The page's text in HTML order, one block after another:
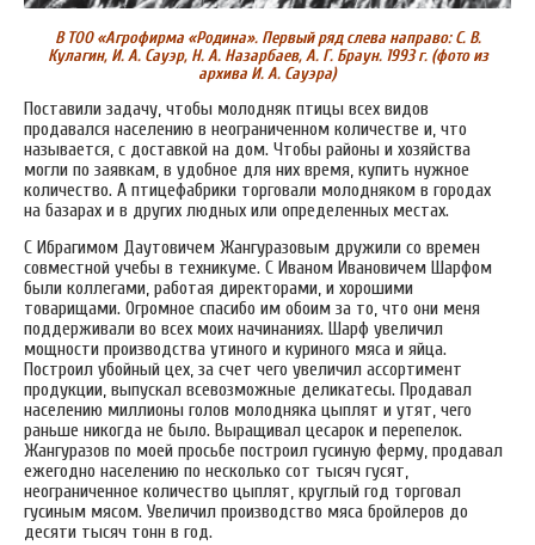
В ТОО «Агрофирма «Родина». Первый ряд слева направо: С. В.
Кулагин, И. А. Сауэр, Н. А. Назарбаев, А. Г. Браун. 1993 г. (фото из
архива И. А. Сауэра)
Поставили задачу, чтобы молодняк птицы всех видов
продавался населению в неограниченном количестве и, что
называется, с доставкой на дом. Чтобы районы и хозяйства
могли по заявкам, в удобное для них время, купить нужное
количество. А птицефабрики торговали молодняком в городах
на базарах и в других людных или определенных местах.
С Ибрагимом Даутовичем Жангуразовым дружили со времен
совместной учебы в техникуме. С Иваном Ивановичем Шарфом
были коллегами, работая директорами, и хорошими
товарищами. Огромное спасибо им обоим за то, что они меня
поддерживали во всех моих начинаниях. Шарф увеличил
мощности производства утиного и куриного мяса и яйца.
Построил убойный цех, за счет чего увеличил ассортимент
продукции, выпускал всевозможные деликатесы. Продавал
населению миллионы голов молодняка цыплят и утят, чего
раньше никогда не было. Выращивал цесарок и перепелок.
Жангуразов по моей просьбе построил гусиную ферму, продавал
ежегодно населению по несколько сот тысяч гусят,
неограниченное количество цыплят, круглый год торговал
гусиным мясом. Увеличил производство мяса бройлеров до
десяти тысяч тонн в год.